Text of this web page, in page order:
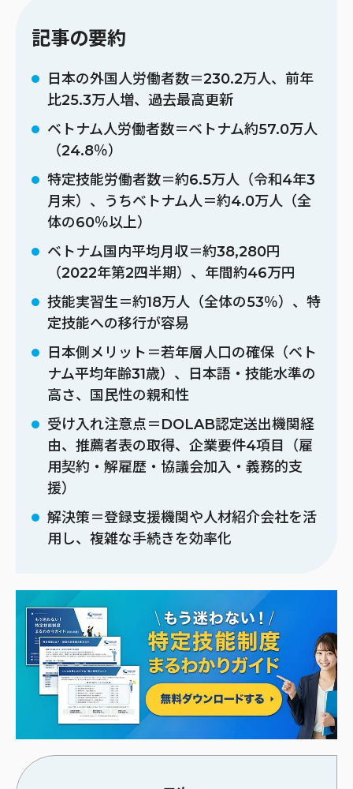
記事の要約
日本の外国人労働者数＝230.2万人、前年
比25.3万人増、過去最高更新
ベトナム人労働者数＝ベトナム約57.0万人
（24.8％）
特定技能労働者数＝約6.5万人（令和4年3
月末）、うちベトナム人＝約4.0万人（全
体の60％以上）
ベトナム国内平均月収＝約38,280円
（2022年第2四半期）、年間約46万円
技能実習生＝約18万人（全体の53％）、特
定技能への移行が容易
日本側メリット＝若年層人口の確保（ベト
ナム平均年齢31歳）、日本語・技能水準の
高さ、国民性の親和性
受け入れ注意点＝DOLAB認定送出機関経
由、推薦者表の取得、企業要件4項目（雇
用契約・解雇歴・協議会加入・義務的支
援）
解決策＝登録支援機関や人材紹介会社を活
用し、複雑な手続きを効率化